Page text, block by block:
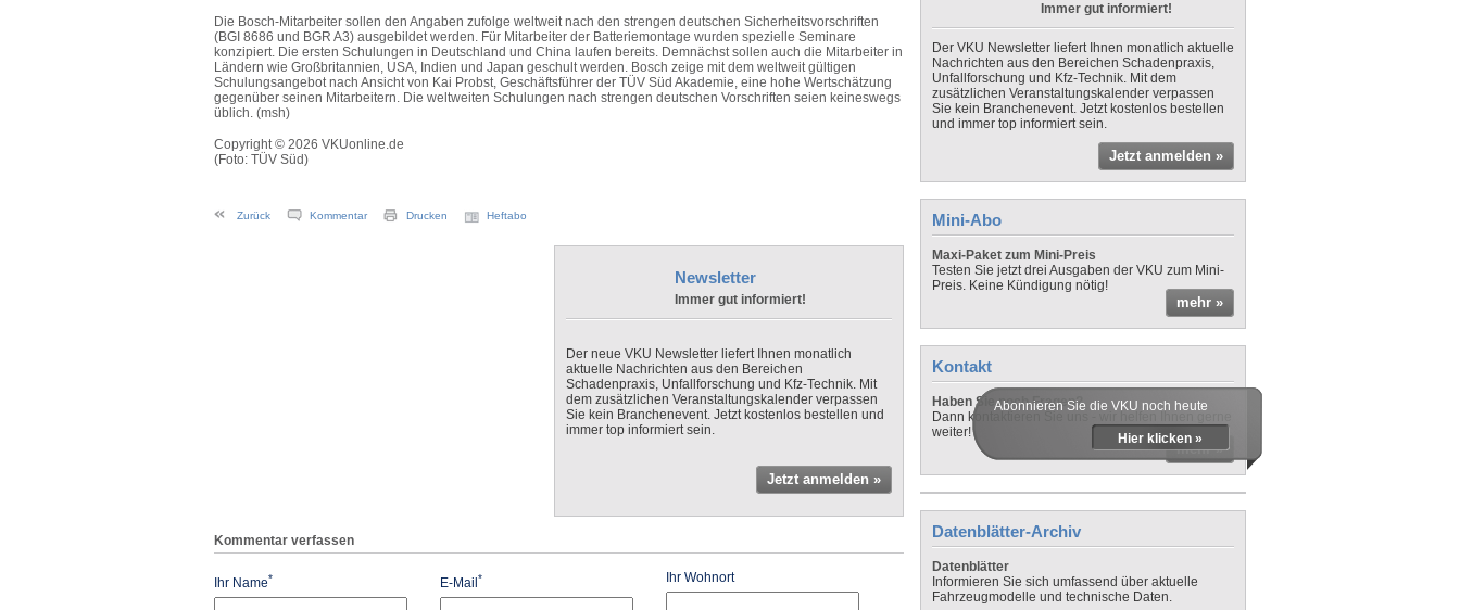
Die Bosch-Mitarbeiter sollen den Angaben zufolge weltweit nach den strengen deutschen Sicherheitsvorschriften
(BGI 8686 und BGR A3) ausgebildet werden. Für Mitarbeiter der Batteriemontage wurden spezielle Seminare
konzipiert. Die ersten Schulungen in Deutschland und China laufen bereits. Demnächst sollen auch die Mitarbeiter in
Ländern wie Großbritannien, USA, Indien und Japan geschult werden. Bosch zeige mit dem weltweit gültigen
Schulungsangebot nach Ansicht von Kai Probst, Geschäftsführer der TÜV Süd Akademie, eine hohe Wertschätzung
gegenüber seinen Mitarbeitern. Die weltweiten Schulungen nach strengen deutschen Vorschriften seien keineswegs
üblich. (msh)
Copyright © 2026 VKUonline.de
(Foto: TÜV Süd)
Zurück Kommentar Drucken Heftabo
Newsletter
Immer gut informiert!
Der neue VKU Newsletter liefert Ihnen monatlich
aktuelle Nachrichten aus den Bereichen
Schadenpraxis, Unfallforschung und Kfz-Technik. Mit
dem zusätzlichen Veranstaltungskalender verpassen
Sie kein Branchenevent. Jetzt kostenlos bestellen und
immer top informiert sein.
Jetzt anmelden »
Kommentar verfassen
Ihr Name* E-Mail * Ihr Wohnort
Immer gut informiert!
Der VKU Newsletter liefert Ihnen monatlich aktuelle
Nachrichten aus den Bereichen Schadenpraxis,
Unfallforschung und Kfz-Technik. Mit dem
zusätzlichen Veranstaltungskalender verpassen
Sie kein Branchenevent. Jetzt kostenlos bestellen
und immer top informiert sein.
Jetzt anmelden »
Mini-Abo
Maxi-Paket zum Mini-Preis
Testen Sie jetzt drei Ausgaben der VKU zum Mini-
Preis. Keine Kündigung nötig!
mehr »
Kontakt
Haben Sie noch Fragen?
Dann kontaktieren Sie uns - wir helfen Ihnen gerne
weiter!
mehr »
Abonnieren Sie die VKU noch heute
Hier klicken »
Datenblätter-Archiv
Datenblätter
Informieren Sie sich umfassend über aktuelle
Fahrzeugmodelle und technische Daten.